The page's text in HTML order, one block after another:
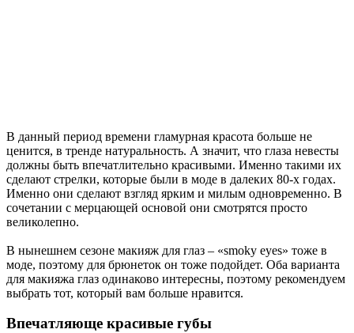
В данный период времени гламурная красота больше не
ценится, в тренде натуральность. А значит, что глаза невесты
должны быть впечатлительно красивыми. Именно такими их
сделают стрелки, которые были в моде в далеких 80-х годах.
Именно они сделают взгляд ярким и милым одновременно. В
сочетании с мерцающей основой они смотрятся просто
великолепно.
В нынешнем сезоне макияж для глаз – «smoky eyes» тоже в
моде, поэтому для брюнеток он тоже подойдет. Оба варианта
для макияжа глаз одинаково интересны, поэтому рекомендуем
выбрать тот, который вам больше нравится.
Впечатляюще красивые губы